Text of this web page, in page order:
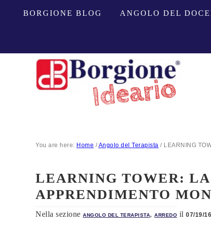
BORGIONE BLOG ANGOLO DEL
You are here: Home / Angolo del Terapista /LEARNING
LEARNING TOWER:
APPRENDIMENTO
Nella sezione ANGOLO DEL TERAPISTA, ARREDO il 07/19/16